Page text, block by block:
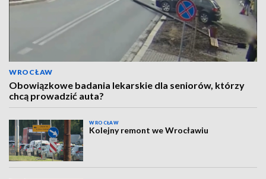
WROCŁAW
Obowiązkowe badania lekarskie dla seniorów, którzy
chcą prowadzić auta?
WROCŁAW
Kolejny remont we Wrocławiu